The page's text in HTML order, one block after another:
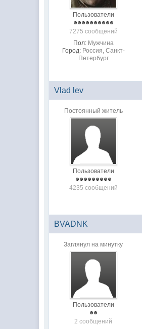
Пользователи
7275 сообщений
Пол: Мужчина
Город: Россия, Санкт-
Петербург
Vlad lev
Постоянный житель
Пользователи
4235 сообщений
BVADNK
Заглянул на минутку
Пользователи
2 сообщений